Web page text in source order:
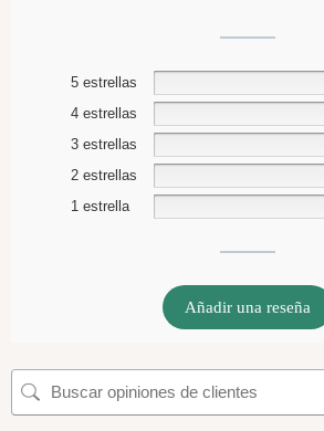
5 estrellas
4 estrellas
3 estrellas
2 estrellas
1 estrella
Añadir una reseña